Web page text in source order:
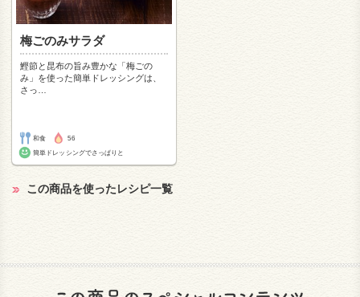
梅ごのみサラダ
鰹節と昆布の旨み豊かな「梅ごの
み」を使った簡単ドレッシングは、
さっ…
和食
56
簡単ドレッシングでさっぱりと
この商品を使ったレシピ一覧